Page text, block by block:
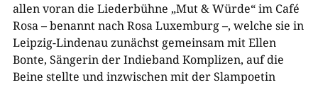
allen voran die Liederbühne „Mut & Würde“ im Café
Rosa – benannt nach Rosa Luxemburg –, welche sie in
Leipzig-Lindenau zunächst gemeinsam mit Ellen
Bonte, Sängerin der Indieband Komplizen, auf die
Beine stellte und inzwischen mit der Slampoetin